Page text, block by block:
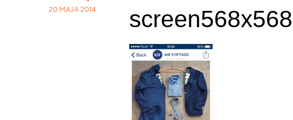
20 MAJA 2014 screen568x568